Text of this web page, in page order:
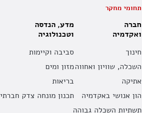
תחומי מחקר
חברה
ואקדמיה
חינוך
השכלה, שוויון ואחווה
אתיקה
הון אנושי באקדמיה
תשתיות השכלה גבוהה
מדע, הנדסה
וטכנולוגיה
סביבה וקיימות
מזון ומים
בריאות
תכנון מונחה צדק חברתי